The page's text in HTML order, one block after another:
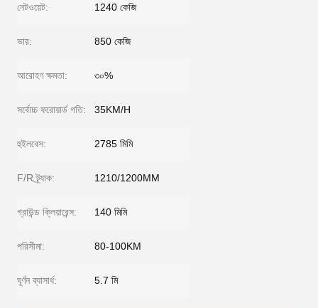
নেটওয়েট: 1240 কেজি
ভার: 850 কেজি
আরোহণ ক্ষমতা: ৩০%
সর্বোচ্চ ফরোয়ার্ড গতি: 35KM/H
হুইলবেস: 2785 মিমি
F/R ট্র্যাক: 1210/1200MM
গ্রাউন্ড ক্লিয়ারেন্স: 140 মিমি
পরিসীমা: 80-100KM
ঘূর্ণন ব্যাসার্ধ: 5.7 মি